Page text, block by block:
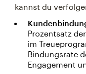
kannst du
Prozentsatz
im
Bindungsrate
Engagement